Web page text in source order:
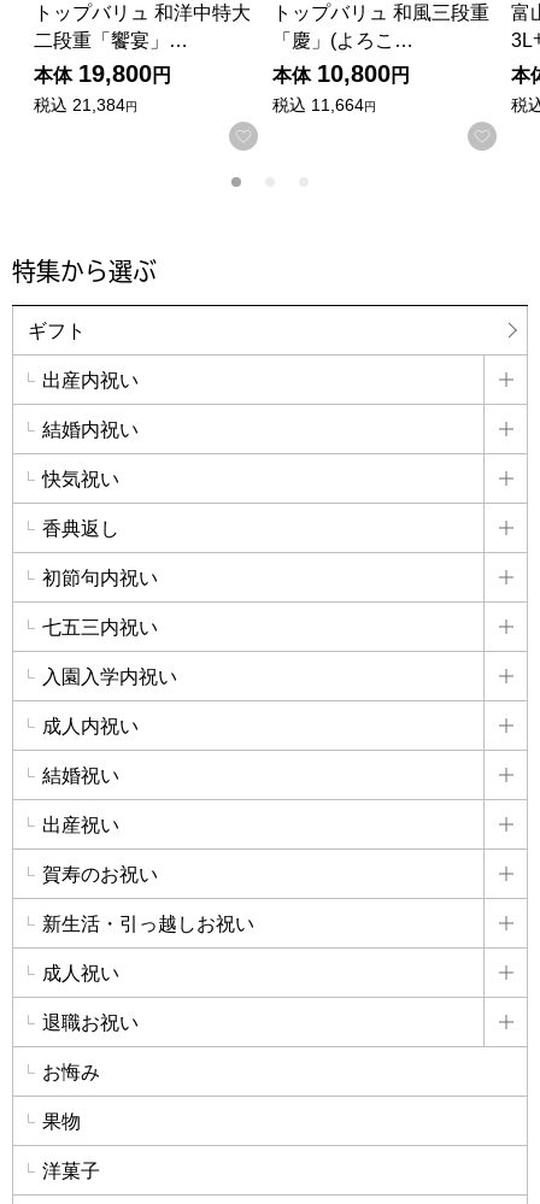
トップバリュ 和洋中特大
二段重「饗宴」…
本体 19,800円
税込 21,384円
お気に入りに登録する
トップバリュ 和風三段重
「慶」(よろこ…
本体 10,800円
税込 11,664円
お気
富
3L
本
税
特集から選ぶ
ギフト
出産内祝い
詳
結婚内祝い
詳
快気祝い
詳
香典返し
詳
初節句内祝い
詳
七五三内祝い
詳
入園入学内祝い
詳
成人内祝い
詳
結婚祝い
詳
出産祝い
詳
賀寿のお祝い
詳
新生活・引っ越しお祝い
詳
成人祝い
詳
退職お祝い
詳
お悔み
果物
洋菓子